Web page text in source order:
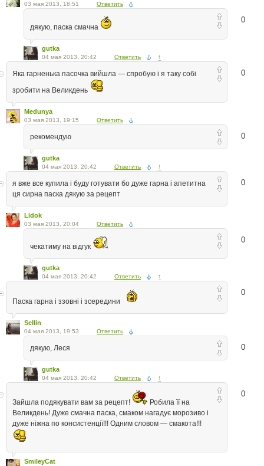
03 мая 2013, 18:51 Ответить
0
дякую, паска смачна
gutka
04 мая 2013, 20:42 Ответить ↑
0
Яка гарненька пасочка вийшла — спробую і я таку собі
зробити на Великдень
Medunya
03 мая 2013, 19:15 Ответить
0
рекомендую
gutka
04 мая 2013, 20:42 Ответить ↑
0
я вже все купила і буду готувати бо дуже гарна і апетитна
ця сирна паска дякую за рецепт
Lidok
03 мая 2013, 20:04 Ответить
0
чекатиму на відгук
gutka
04 мая 2013, 20:42 Ответить ↑
0
Паска гарна і ззовні і зсередини
Sellin
04 мая 2013, 19:53 Ответить
0
дякую, Леся
gutka
04 мая 2013, 20:42 Ответить ↑
0
Зайшла подякувати вам за рецепт!
Робила її на
Великдень! Дуже смачна паска, смаком нагадує морозиво і
дуже ніжна по консистенції!!! Одним словом — смакота!!!
SmileyCat